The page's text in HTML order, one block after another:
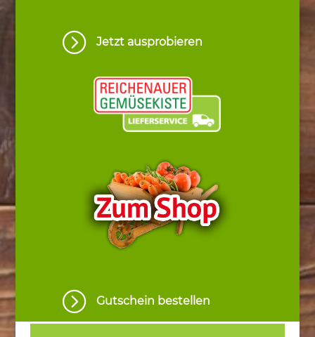
= Jetzt ausprobieren
= Gutschein bestellen